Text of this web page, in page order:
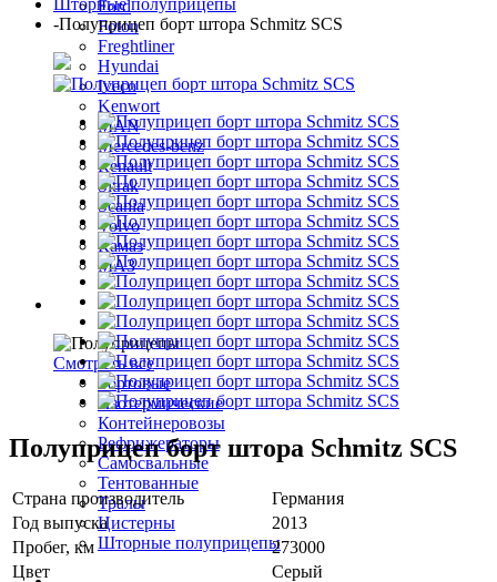
Ford
Foton
Freghtliner
Hyundai
Iveco
Kenwort
MAN
Mercedes-benz
Renault
Sitrak
Scania
Volvo
Камаз
МАЗ
Полуприцепы
Смотреть все
Бортовые
Изотермические
Контейнеровозы
Рефрижераторы
Самосвальные
Тентованные
Тралы
Цистерны
Шторные полуприцепы
Шторные полуприцепы
-Полуприцеп борт штора Schmitz SCS
Полуприцеп борт штора Schmitz SCS
Страна производитель
Германия
Год выпуска
2013
Пробег, км
273000
Цвет
Серый